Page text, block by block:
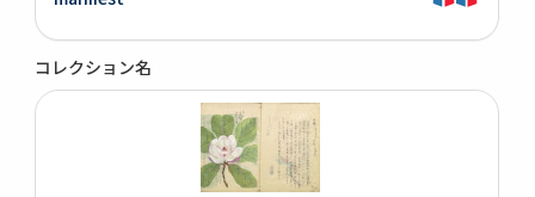
コレクション名